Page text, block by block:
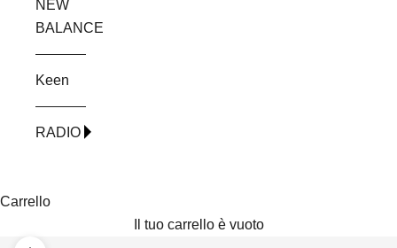
NEW
BALANCE
Keen
RADIO
Carrello
Il tuo carrello è vuoto